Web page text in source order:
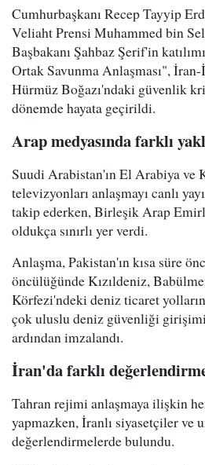
Cumhurbaşkanı Recep Tayyip
Veliaht Prensi Muhammed bin
Başbakanı Şahbaz Şerif'in
Ortak Savunma Anlaşması",
Hürmüz Boğazı'ndaki güvenlik
dönemde hayata geçirildi.
Arap medyasında farklı
Suudi Arabistan'ın El Arabiya ve
televizyonları anlaşmayı canlı
takip ederken, Birleşik Arap
oldukça sınırlı yer verdi.
Anlaşma, Pakistan'ın kısa süre
öncülüğünde Kızıldeniz,
Körfezi'ndeki deniz ticaret
çok uluslu deniz güvenliği
ardından imzalandı.
İran'da farklı
Tahran rejimi anlaşmaya ilişkin
yapmazken, İranlı siyasetçiler ve
değerlendirmelerde bulundu.